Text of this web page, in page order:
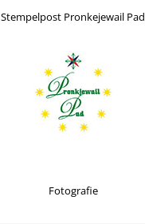
Stempelpost Pronkejewail Pad
Fotografie